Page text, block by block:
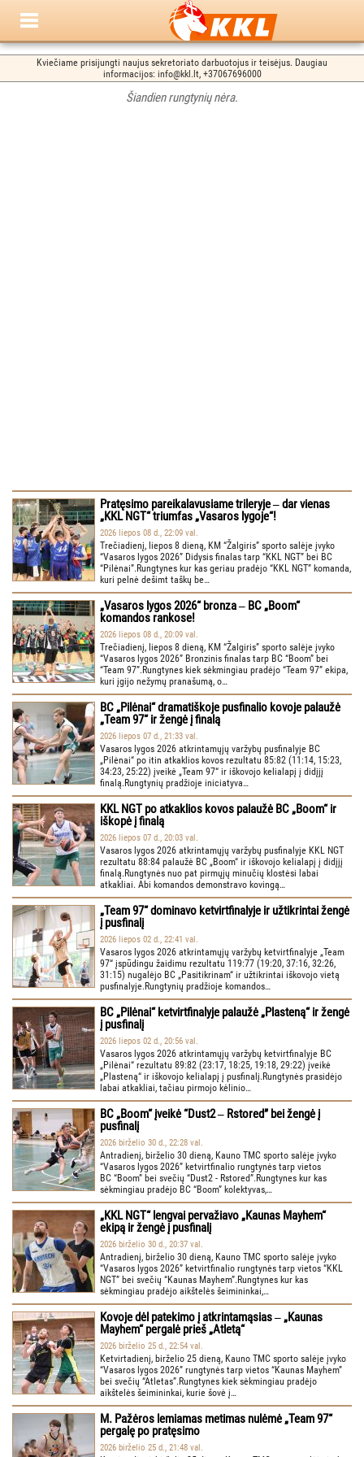
Kviečiame prisijungti naujus sekretoriato darbuotojus ir teisėjus. Daugiau
informacijos: info@kkl.lt, +37067696000
Šiandien rungtynių nėra.
Pratęsimo pareikalavusiame trileryje ‒ dar vienas
„KKL NGT“ triumfas „Vasaros lygoje“!
2026 liepos 08 d., 22:09 val.
Trečiadienį, liepos 8 dieną, KM “Žalgiris” sporto salėje įvyko
“Vasaros lygos 2026” Didysis finalas tarp “KKL NGT” bei BC
“Pilėnai”.Rungtynes kur kas geriau pradėjo “KKL NGT” komanda,
kuri pelnė dešimt taškų be…
„Vasaros lygos 2026“ bronza ‒ BC „Boom“
komandos rankose!
2026 liepos 08 d., 20:09 val.
Trečiadienį, liepos 8 dieną, KM “Žalgiris” sporto salėje įvyko
“Vasaros lygos 2026” Bronzinis finalas tarp BC “Boom” bei
“Team 97”.Rungtynes kiek sėkmingiau pradėjo “Team 97” ekipa,
kuri įgijo nežymų pranašumą, o…
BC „Pilėnai“ dramatiškoje pusfinalio kovoje palaužė
„Team 97“ ir žengė į finalą
2026 liepos 07 d., 21:33 val.
Vasaros lygos 2026 atkrintamųjų varžybų pusfinalyje BC
„Pilėnai“ po itin atkaklios kovos rezultatu 85:82 (11:14, 15:23,
34:23, 25:22) įveikė „Team 97“ ir iškovojo kelialapį į didįjį
finalą.Rungtynių pradžioje iniciatyva…
KKL NGT po atkaklios kovos palaužė BC „Boom“ ir
iškopė į finalą
2026 liepos 07 d., 20:03 val.
Vasaros lygos 2026 atkrintamųjų varžybų pusfinalyje KKL NGT
rezultatu 88:84 palaužė BC „Boom“ ir iškovojo kelialapį į didįjį
finalą.Rungtynės nuo pat pirmųjų minučių klostėsi labai
atkakliai. Abi komandos demonstravo kovingą…
„Team 97“ dominavo ketvirtfinalyje ir užtikrintai žengė
į pusfinalį
2026 liepos 02 d., 22:41 val.
Vasaros lygos 2026 atkrintamųjų varžybų ketvirtfinalyje „Team
97“ įspūdingu žaidimu rezultatu 119:77 (19:20, 37:16, 32:26,
31:15) nugalėjo BC „Pasitikrinam“ ir užtikrintai iškovojo vietą
pusfinalyje.Rungtynių pradžioje komandos…
BC „Pilėnai“ ketvirtfinalyje palaužė „Plasteną“ ir žengė
į pusfinalį
2026 liepos 02 d., 20:56 val.
Vasaros lygos 2026 atkrintamųjų varžybų ketvirtfinalyje BC
„Pilėnai“ rezultatu 89:82 (23:17, 18:25, 19:18, 29:22) įveikė
„Plasteną“ ir iškovojo kelialapį į pusfinalį.Rungtynės prasidėjo
labai atkakliai, tačiau pirmojo kėlinio…
BC „Boom“ įveikė “Dust2 ‒ Rstored” bei žengė į
pusfinalį
2026 birželio 30 d., 22:28 val.
Antradienį, birželio 30 dieną, Kauno TMC sporto salėje įvyko
“Vasaros lygos 2026” ketvirtfinalio rungtynės tarp vietos
BC “Boom” bei svečių “Dust2 - Rstored”.Rungtynes kur kas
sėkmingiau pradėjo BC “Boom” kolektyvas,…
„KKL NGT“ lengvai pervažiavo „Kaunas Mayhem“
ekipą ir žengė į pusfinalį
2026 birželio 30 d., 20:37 val.
Antradienį, birželio 30 dieną, Kauno TMC sporto salėje įvyko
“Vasaros lygos 2026” ketvirtfinalio rungtynės tarp vietos “KKL
NGT” bei svečių “Kaunas Mayhem”.Rungtynes kur kas
sėkmingiau pradėjo aikštelės šeimininkai,…
Kovoje dėl patekimo į atkrintamąsias ‒ „Kaunas
Mayhem“ pergalė prieš „Atletą“
2026 birželio 25 d., 22:54 val.
Ketvirtadienį, birželio 25 dieną, Kauno TMC sporto salėje įvyko
“Vasaros lygos 2026” rungtynės tarp vietos “Kaunas Mayhem”
bei svečių “Atletas”.Rungtynes kiek sėkmingiau pradėjo
aikštelės šeimininkai, kurie šovė į…
M. Pažėros lemiamas metimas nulėmė „Team 97“
pergalę po pratęsimo
2026 birželio 25 d., 21:48 val.